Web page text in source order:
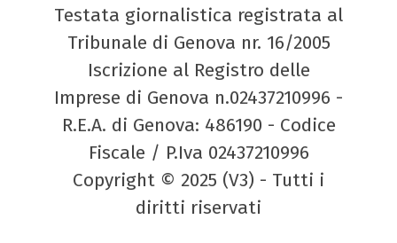
Testata giornalistica registrata al
Tribunale di Genova nr. 16/2005
Iscrizione al Registro delle
Imprese di Genova n.02437210996 -
R.E.A. di Genova: 486190 - Codice
Fiscale / P.Iva 02437210996
Copyright © 2025 (V3) - Tutti i
diritti riservati